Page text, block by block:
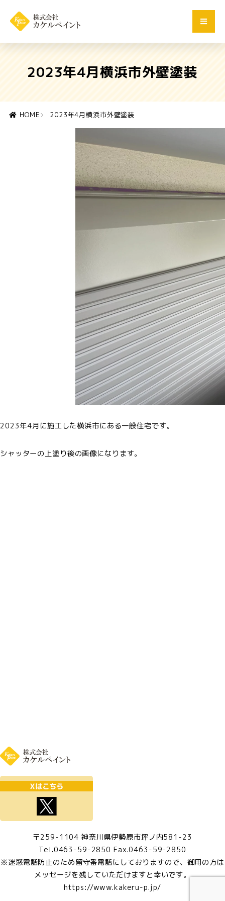
2023年4月横浜市外壁塗装
HOME 2023年4月横浜市外壁塗装
2023年4月に施工した横浜市にある一般住宅です。
シャッターの上塗り後の画像になります。
〒259-1104 神奈川県伊勢原市坪ノ内581-23
Tel.0463-59-2850 Fax.0463-59-2850
※迷惑電話防止のため留守番電話にしておりますので、御用の方は
メッセージを残していただけますと幸いです。
https://www.kakeru-p.jp/